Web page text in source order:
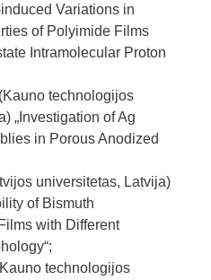
Variations in
of Polyimide Films
Intramolecular Proton
technologijos
„Investigation of Ag
in Porous Anodized
universitetas, Latvija)
of Bismuth
with Different
technologijos